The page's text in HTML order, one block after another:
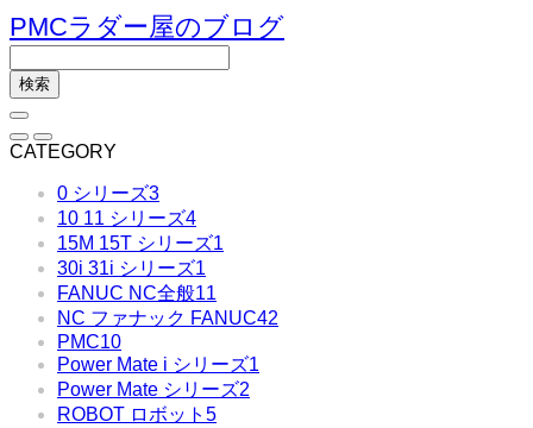
PMCラダー屋のブログ
CATEGORY
0 シリーズ3
10 11 シリーズ4
15M 15T シリーズ1
30i 31i シリーズ1
FANUC NC全般11
NC ファナック FANUC42
PMC10
Power Mate i シリーズ1
Power Mate シリーズ2
ROBOT ロボット 5